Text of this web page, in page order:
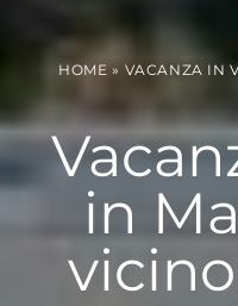
HOME » VACANZA IN
in